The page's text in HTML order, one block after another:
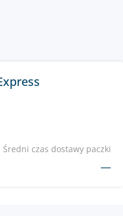
Średni czas dostawy paczki
—